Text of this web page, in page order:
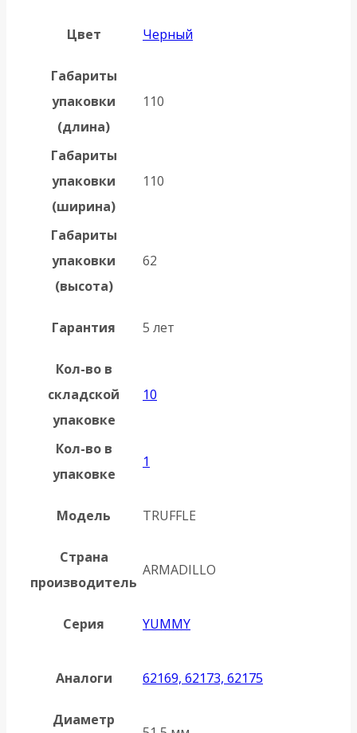
Цвет Черный
Габариты
упаковки
(длина)
110
Габариты
упаковки
(ширина)
110
Габариты
упаковки
(высота)
62
Гарантия 5 лет
Кол-во в
складской
упаковке
10
Кол-во в
упаковке
1
Модель TRUFFLE
Страна
производитель
ARMADILLO
Серия YUMMY
Аналоги 62169, 62173, 62175
Диаметр